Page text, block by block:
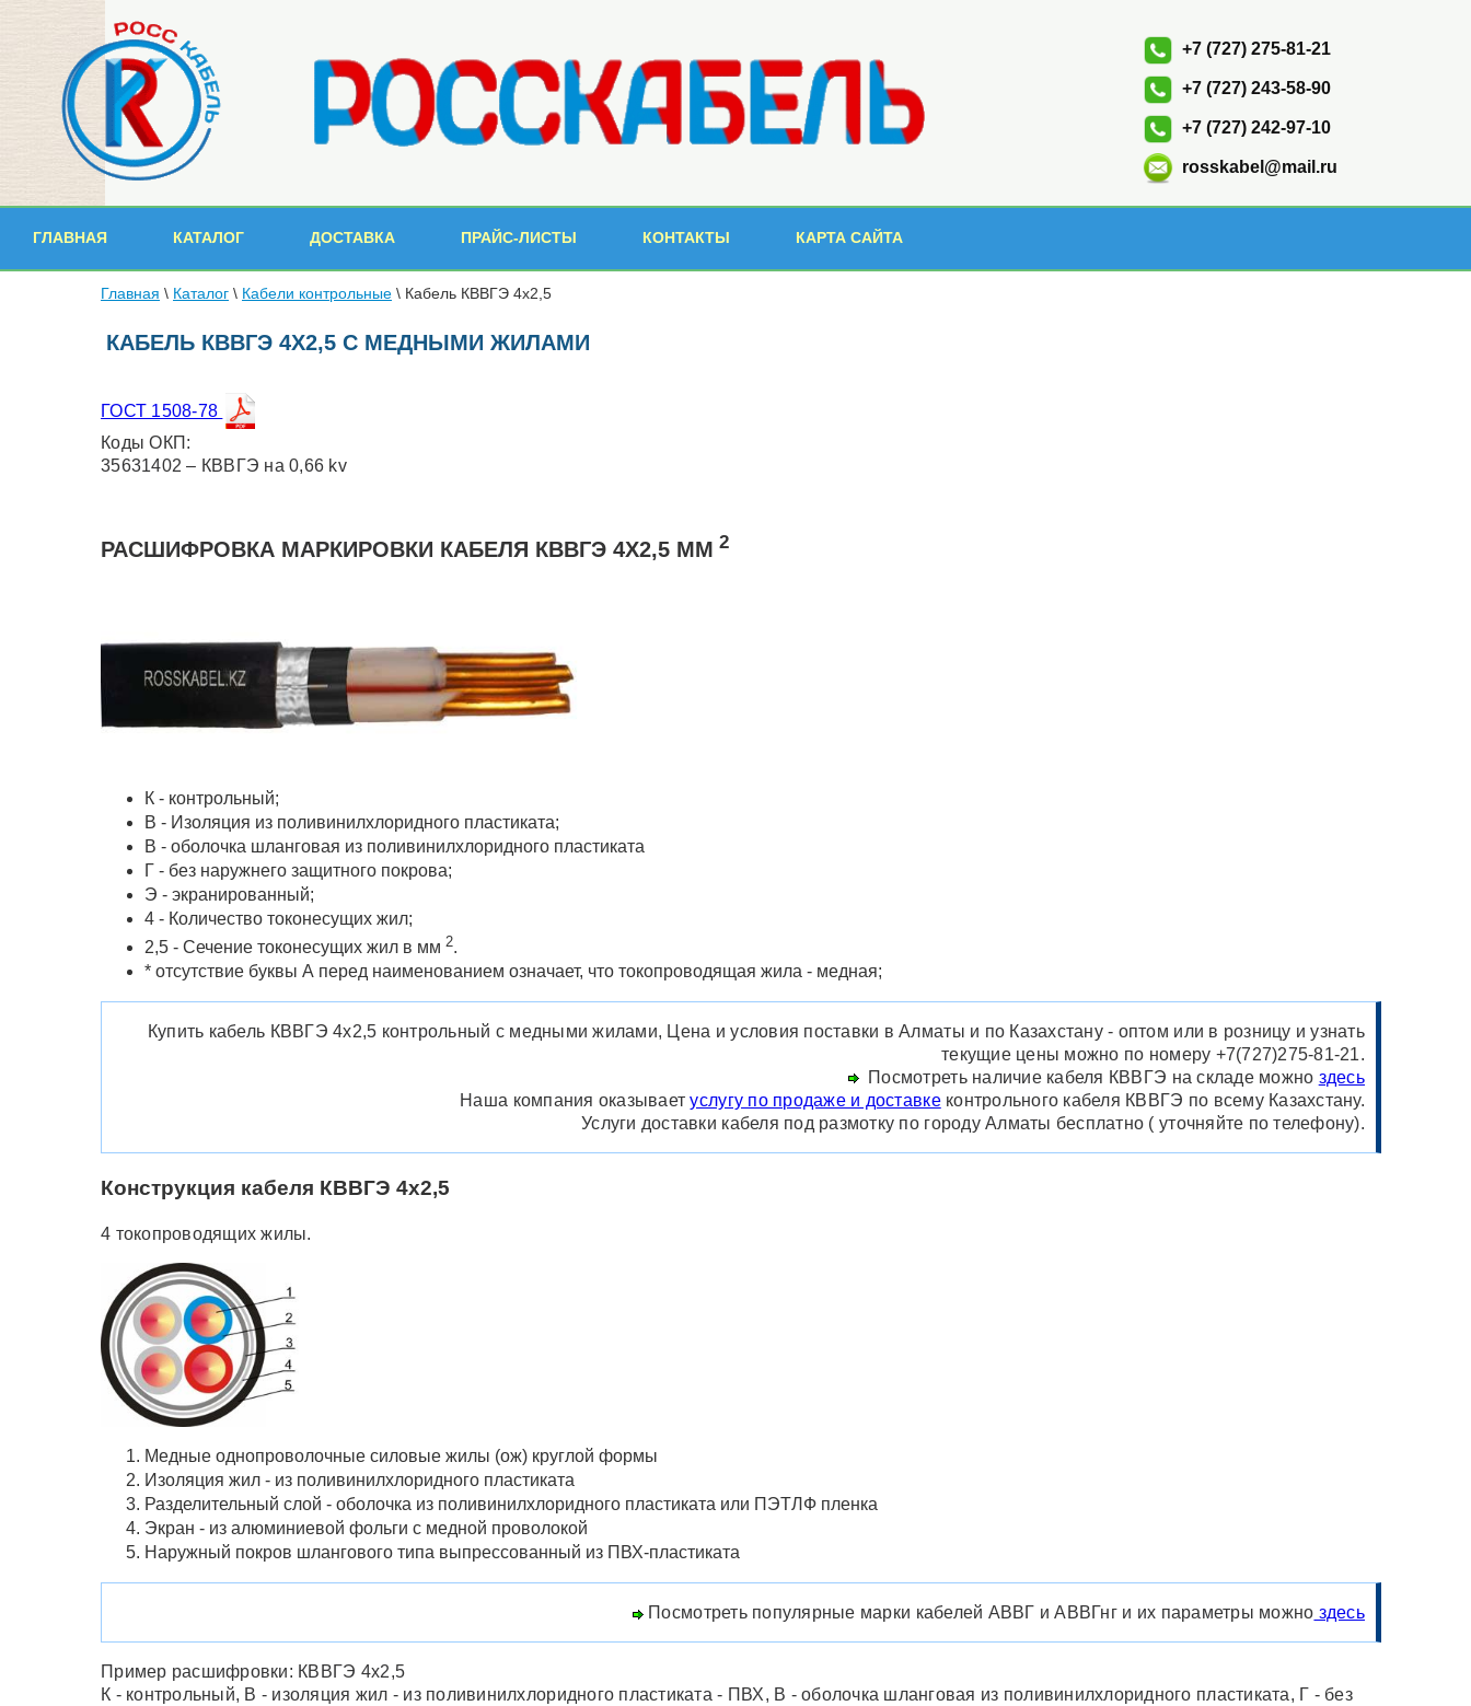
+7 (727) 275-81-21
+7 (727) 243-58-90
+7 (727) 242-97-10
rosskabel@mail.ru
ГЛАВНАЯ КАТАЛОГ ДОСТАВКА ПРАЙС-ЛИСТЫ КОНТАКТЫ КАРТА САЙТА
Главная \ Каталог \ Кабели контрольные \ Кабель КВВГЭ 4х2,5
КАБЕЛЬ КВВГЭ 4Х2,5 С МЕДНЫМИ ЖИЛАМИ
ГОСТ 1508-78
Коды ОКП:
35631402 – КВВГЭ на 0,66 kv
РАСШИФРОВКА МАРКИРОВКИ КАБЕЛЯ КВВГЭ 4Х2,5 ММ 2
К - контрольный;
В - Изоляция из поливинилхлоридного пластиката;
В - оболочка шланговая из поливинилхлоридного пластиката
Г - без наружнего защитного покрова;
Э - экранированный;
4 - Количество токонесущих жил;
2,5 - Сечение токонесущих жил в мм 2.
* отсутствие буквы А перед наименованием означает, что токопроводящая жила - медная;
Купить кабель КВВГЭ 4х2,5 контрольный с медными жилами, Цена и условия поставки в Алматы и по Казахстану - оптом или в розницу и узнать
текущие цены можно по номеру +7(727)275-81-21.
Посмотреть наличие кабеля КВВГЭ на складе можно здесь
Наша компания оказываетуслугу по продаже и доставкеконтрольного кабеля КВВГЭ по всему Казахстану.
Услуги доставки кабеля под размотку по городу Алматы бесплатно ( уточняйте по телефону).
Конструкция кабеля КВВГЭ 4х2,5
4 токопроводящих жилы.
Медные однопроволочные силовые жилы (ож) круглой формы
Изоляция жил - из поливинилхлоридного пластиката
Разделительный слой - оболочка из поливинилхлоридного пластиката или ПЭТЛФ пленка
Экран - из алюминиевой фольги с медной проволокой
Наружный покров шлангового типа выпрессованный из ПВХ-пластиката
Посмотреть популярные марки кабелей АВВГ и АВВГнг и их параметры можно здесь
Пример расшифровки: КВВГЭ 4x2,5
К - контрольный, В - изоляция жил - из поливинилхлоридного пластиката - ПВХ, В - оболочка шланговая из поливинилхлоридного пластиката, Г - без